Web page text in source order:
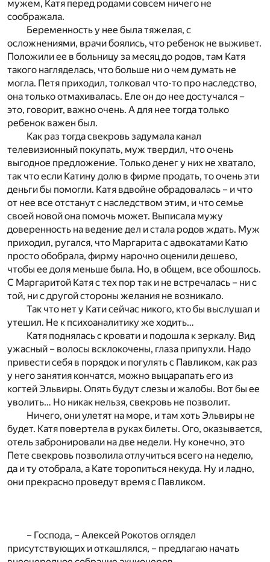
мужем, Катя перед родами совсем ничего не
соображала.
Беременность у нее была тяжелая, с
осложнениями, врачи боялись, что ребенок не выживет.
Положили ее в больницу за месяц до родов, там Катя
такого нагляделась, что больше ни о чем думать не
могла. Петя приходил, толковал что-то про наследство,
она только отмахивалась. Еле он до нее достучался –
это, говорит, важно очень. А для нее тогда только
ребенок важен был.
Как раз тогда свекровь задумала канал
телевизионный покупать, муж твердил, что очень
выгодное предложение. Только денег у них не хватало,
так что если Катину долю в фирме продать, то очень эти
деньги бы помогли. Катя вдвойне обрадовалась – и что
от нее все отстанут с наследством этим, и что семье
своей новой она помочь может. Выписала мужу
доверенность на ведение дел и стала родов ждать. Муж
приходил, ругался, что Маргарита с адвокатами Катю
просто обобрала, фирму нарочно оценили дешево,
чтобы ее доля меньше была. Но, в общем, все обошлось.
С Маргаритой Катя с тех пор так и не встречалась – ни с
той, ни с другой стороны желания не возникало.
Так что нет у Кати сейчас никого, кто бы выслушал и
утешил. Не к психоаналитику же ходить…
Катя поднялась с кровати и подошла к зеркалу. Вид
ужасный – волосы всклокочены, глаза припухли. Надо
привести себя в порядок и погулять с Павликом, как раз
у него занятия кончатся, можно выцарапать его из
когтей Эльвиры. Опять будут слезы и жалобы. Вот бы ее
уволить… Но никак нельзя, свекровь не позволит.
Ничего, они улетят на море, и там хоть Эльвиры не
будет. Катя повертела в руках билеты. Ого, оказывается,
отель забронировали на две недели. Ну конечно, это
Пете свекровь позволила отлучиться всего на неделю,
да и ту отобрала, а Кате торопиться некуда. Ну и ладно,
они прекрасно проведут время с Павликом.
– Господа, – Алексей Рокотов оглядел
присутствующих и откашлялся, – предлагаю начать